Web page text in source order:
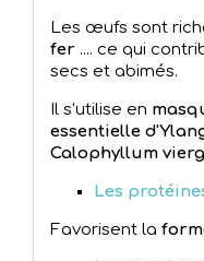
Les œufs sont
fer .... ce qui
secs et abimés.
Il s'utilise en
essentielle
Calophyllum
Les
Favorisent la